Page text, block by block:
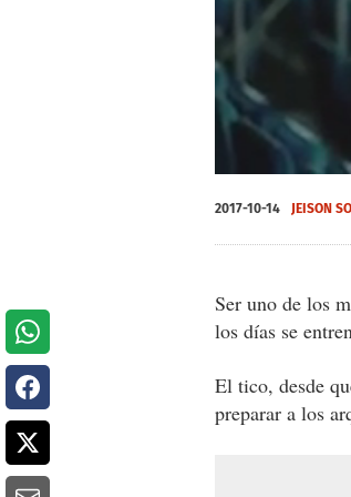
seconds
of
2017-10-14 JEISON
Ser uno de los
los días se
El tico, desde
preparar a los